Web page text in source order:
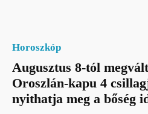
Horoszkóp
Augusztus 8-tól
Oroszlán-kapu 4
nyithatja meg a bőség